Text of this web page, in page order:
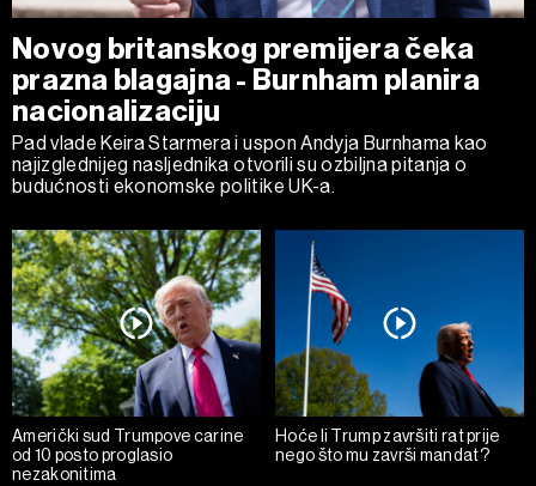
Novog britanskog premijera čeka
prazna blagajna - Burnham planira
nacionalizaciju
Pad vlade Keira Starmera i uspon Andyja Burnhama kao
najizglednijeg nasljednika otvorili su ozbiljna pitanja o
budućnosti ekonomske politike UK-a.
Američki sud Trumpove carine
od 10 posto proglasio
nezakonitima
Hoće li Trump završiti rat prije
nego što mu završi mandat?